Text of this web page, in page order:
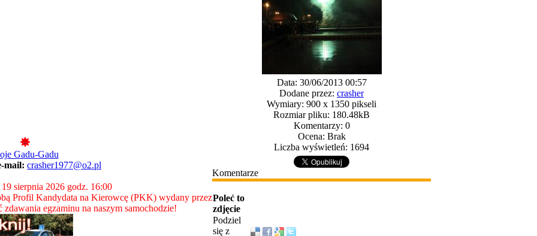
Gadu-Gadu
mail: crasher1977@o2.pl
sierpnia 2026 godz. 16:00
Profil Kandydata na Kierowcę (PKK) wydany przez
egzaminu na naszym samochodzie!
Data: 30/06/2013 00:57
Dodane przez: crasher
Wymiary: 900 x 1350 pikseli
Rozmiar pliku: 180.48kB
Komentarzy: 0
Ocena: Brak
Liczba wyświetleń: 1694
Komentarze
Poleć to
zdjęcie
Podziel
się z